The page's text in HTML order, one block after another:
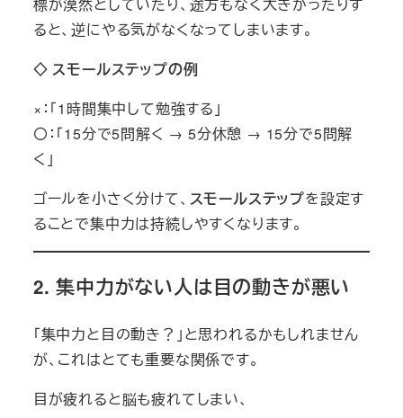
ると、逆にやる気がなくなってしまいます。
◇ スモールステップの例
×：「1時間集中して勉強する」
〇：「15分で5問解く → 5分休憩 → 15分で5問解
く」
ゴールを小さく分けて、 スモールステップを設定す
ることで集中力は持続しやすくなります。
2.集中力がない人は目の動きが悪い
「集中力と目の動き？」と思われるかもしれません
が、これはとても重要な関係です。
目が疲れると脳も疲れてしまい、